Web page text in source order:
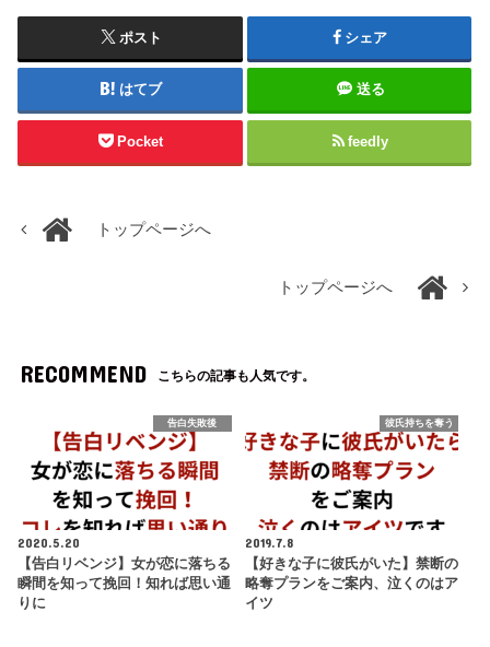
ポスト シェア
はてブ 送る
Pocket feedly
トップページへ
トップページへ
RECOMMEND こちらの記事も人気です。
告白失敗後
2020.5.20
【告白リベンジ】女が恋に落ちる
瞬間を知って挽回！知れば思い通
りに
彼氏持ちを奪う
2019.7.8
【好きな子に彼氏がいた】禁断の
略奪プランをご案内、泣くのはア
イツ